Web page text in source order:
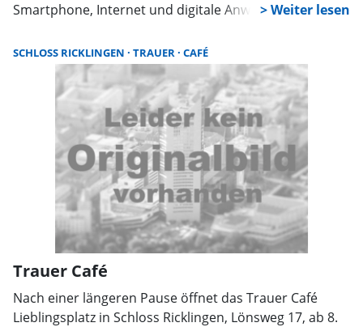
Smartphone, Internet und digitale Anwendungen
einem thematischen Einstieg, bevor die offene
Sprechstunde bis 12 Uhr Raum für individuelle
Anliegen bietet. Am Montag, dem 4. August, steht die
Nutzung von WhatsApp im Mittelpunkt. Eine Woche
später, am 11. August, dreht sich alles um die
Geräteeinstellungen des Handys. Das kostenfreie
Angebot richtet sich an Menschen aller Altersgruppen,
die sich in entspannter Atmosphäre informieren und
austauschen möchten.
SCHLOSS RICKLINGEN TRAUER CAFÉ
Trauer Café
Nach einer längeren Pause öffnet das Trauer Café
Lieblingsplatz in Schloss Ricklingen, Lönsweg 17, ab 8.